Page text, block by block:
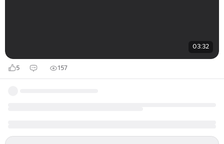
03:32
5 157